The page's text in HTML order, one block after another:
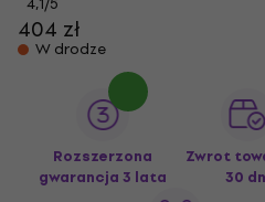
404 zł
W drodze
Rozszerzona
gwarancja 3 lata
Zwrot
30